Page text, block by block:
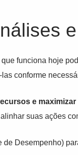
funciona hoje
conforme
e
suas ações
Desempenho)